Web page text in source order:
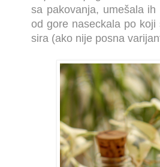
sa pakovanja, umešala
od gore naseckala po
sira (ako nije posna